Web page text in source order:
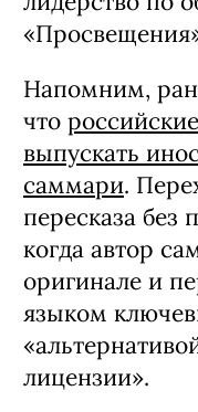
выпущено 93
310,3 тысячи
место по
издательской
Далее
«Азбука-
издательство
лидерство по
Напомним,
чтороссийские
выпускать